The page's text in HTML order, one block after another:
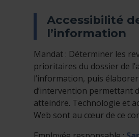
Accessibilité
l’information
Mandat : Déterminer les
prioritaires du dossier de
l’information, puis
d’intervention permettant
atteindre. Technologie et
Web sont au cœur de ce